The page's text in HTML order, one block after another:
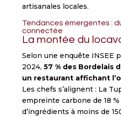
artisanales locales.
Tendances émergentes :
connectée
La montée du
Selon une enquête INSEE
2024, 57 % des Bordelais
un restaurant affichant
Les chefs s’alignent : La
empreinte carbone de 18
d’ingrédients à moins de